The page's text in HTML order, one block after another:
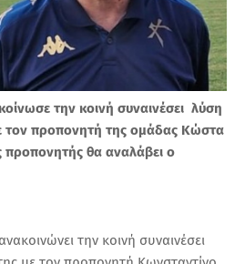
την κοινή συναινέσει λύση
τον προπονητή της ομάδας Κώστα
θα αναλάβει ο
την κοινή συναινέσει